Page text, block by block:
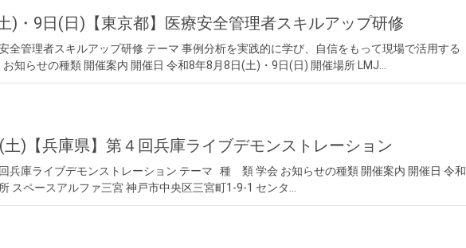
)・9日(日)【東京都】医療安全管理者スキルアップ研修
全管理者スキルアップ研修 テーマ 事例分析を実践的に学び、自信をもって現場で活用する
知らせの種類 開催案内 開催日 令和8年8月8日(土)・9日(日) 開催場所 LMJ…
)【兵庫県】第４回兵庫ライブデモンストレーション
兵庫ライブデモンストレーション テーマ 種 類 学会 お知らせの種類 開催案内 開催日 令和
スペースアルファ三宮 神戸市中央区三宮町1-9-1 センタ…